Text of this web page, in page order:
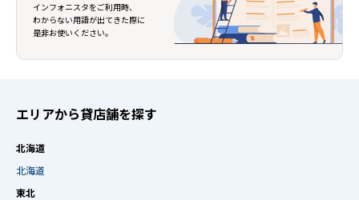
インフォニスタをご利用時、
わからない用語が出てきた際に
是非お使いください。
エリアから貸店舗を探す
北海道
北海道
東北